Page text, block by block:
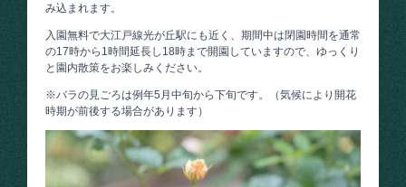
み込まれます。
入園無料で大江戸線光が丘駅にも近く、期間中は閉園時間を通常
の17時から1時間延長し18時まで開園していますので、ゆっくり
と園内散策をお楽しみください。
※バラの見ごろは例年5月中旬から下旬です。（気候により開花
時期が前後する場合があります）